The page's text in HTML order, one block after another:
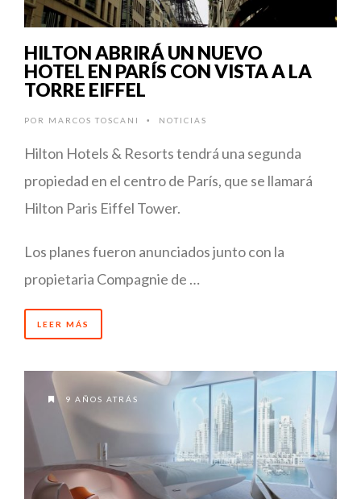
HILTON ABRIRÁ UN NUEVO
HOTEL EN PARÍS CON VISTA A LA
TORRE EIFFEL
POR MARCOS TOSCANI • NOTICIAS
Hilton Hotels & Resorts tendrá una segunda
propiedad en el centro de París, que se llamará
Hilton Paris Eiffel Tower.
Los planes fueron anunciados junto con la
propietaria Compagnie de …
LEER MÁS
9 AÑOS ATRÁS